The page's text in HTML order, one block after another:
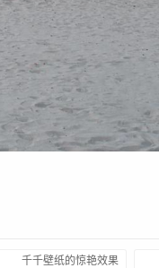
千千壁纸的惊艳效果